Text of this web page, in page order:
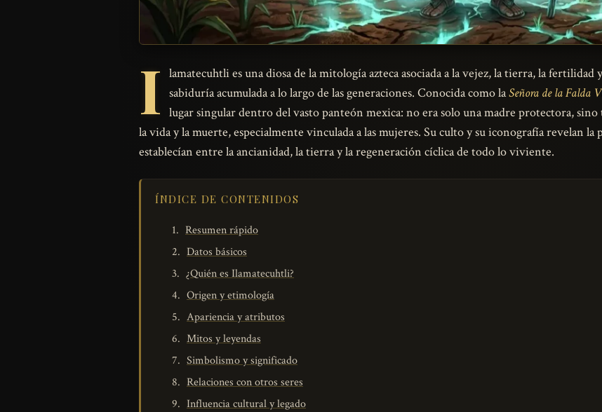
I lamatecuhtli es una diosa de la mitología azteca asociada a la vejez, la tierra, la fertilidad
sabiduría acumulada a lo largo de las generaciones. Conocida como laSeñora de la Falda
lugar singular dentro del vasto panteón mexica: no era solo una madre protectora,
la vida y la muerte, especialmente vinculada a las mujeres. Su culto y su iconografía revelan la
establecían entre la ancianidad, la tierra y la regeneración cíclica de todo lo viviente.
ÍNDICE DE CONTENIDOS
Resumen rápido
Datos básicos
¿Quién es Ilamatecuhtli?
Origen y etimología
Apariencia y atributos
Mitos y leyendas
Simbolismo y significado
Relaciones con otros seres
Influencia cultural y legado